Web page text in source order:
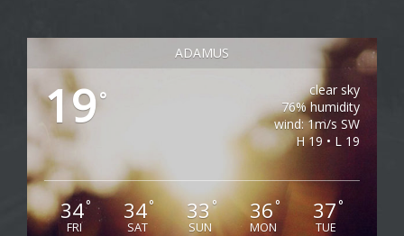
ADAMUS
19°
clear sky
76% humidity
wind: 1m/s SW
H 19 • L 19
34°
FRI
34°
SAT
33°
SUN
36°
MON
37°
TUE